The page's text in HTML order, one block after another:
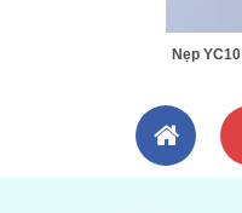
Nẹp YC10